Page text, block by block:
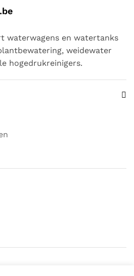
waterwagens en watertanks
weidewater
hogedrukreinigers.